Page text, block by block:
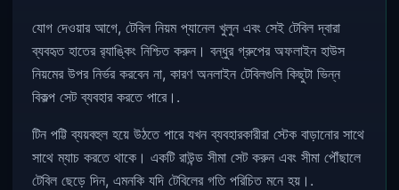
যোগ দেওয়ার আগে, টেবিল নিয়ম প্যানেল খুলুন এবং সেই টেবিল দ্বারা
ব্যবহৃত হাতের র‌্যাঙ্কিং নিশ্চিত করুন। বন্ধুর গ্রুপের অফলাইন হাউস
নিয়মের উপর নির্ভর করবেন না, কারণ অনলাইন টেবিলগুলি কিছুটা ভিন্ন
বিকল্প সেট ব্যবহার করতে পারে।.
টিন পট্টি ব্যয়বহুল হয়ে উঠতে পারে যখন ব্যবহারকারীরা স্টেক বাড়ানোর সাথে
সাথে ম্যাচ করতে থাকে। একটি রাউন্ড সীমা সেট করুন এবং সীমা পৌঁছালে
টেবিল ছেড়ে দিন, এমনকি যদি টেবিলের গতি পরিচিত মনে হয়।.